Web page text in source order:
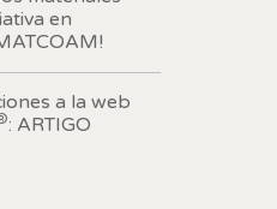
en
a la web
: ARTIGO